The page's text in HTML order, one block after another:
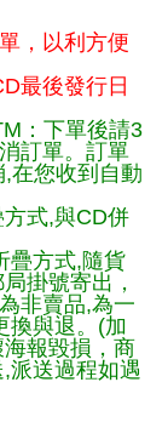
，以利方便
最後發行日
：下單後請3
訂單。訂單
在您收到自動
式,與CD併
疊方式,隨貨
掛號寄出，
非賣品,為一
換與退。(加
報毀損，商
派送過程如遇